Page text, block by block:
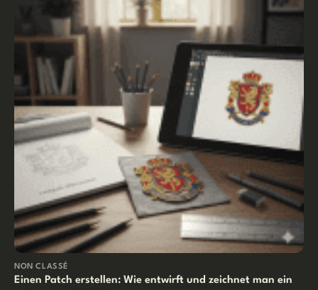
NON CLASSÉ
Einen Patch erstellen: Wie entwirft und zeichnet man ein